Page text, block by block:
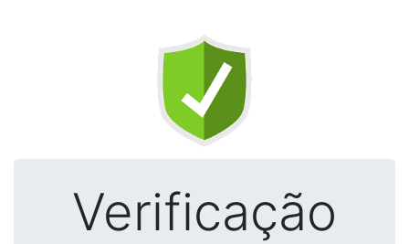
Verificação